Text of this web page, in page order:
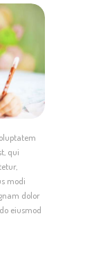
qui
modi
dolor
eiusmod